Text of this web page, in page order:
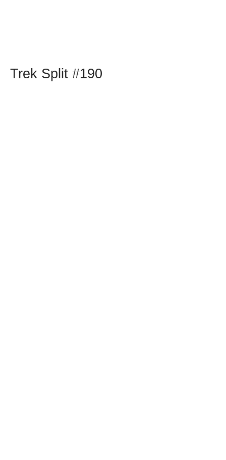
Trek Split #190